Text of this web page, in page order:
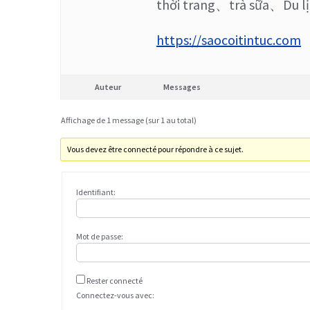
thời trang、trà sữa、Du
https://saocoitintuc.com
Auteur Messages
Affichage de 1 message (sur 1 au total)
Vous devez être connecté pour répondre à ce sujet.
Identifiant:
Mot de passe:
Rester connecté
Connectez-vous avec: